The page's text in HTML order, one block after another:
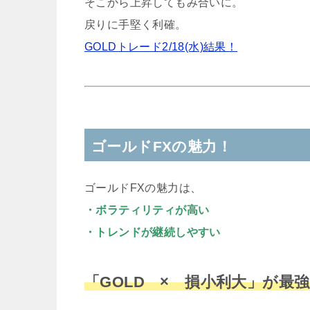
戻りに手堅く利確。
GOLDトレード2/18(水)結果！
ゴールドFXの魅力！
ゴールドFXの魅力は、
・ボラティリティが高い
・トレンドが継続しやすい
「GOLD × 損小利大」が最